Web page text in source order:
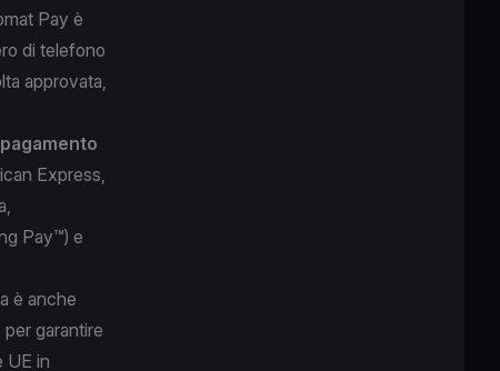
Pay è
di telefono
approvata,
Express,
Pay™) e
è anche
garantire
UE in